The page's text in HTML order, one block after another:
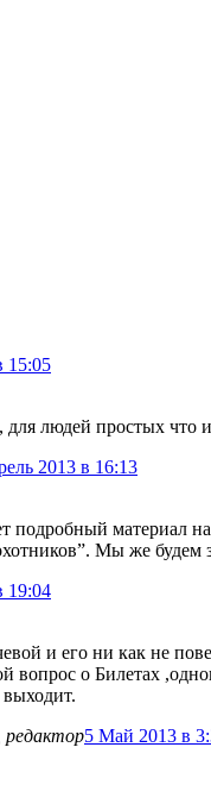
15:05
людей простых что
2013 в 16:13
материал
Мы же будем
19:04
и его ни как не
о Билетах
редактор5 Май 2013 в